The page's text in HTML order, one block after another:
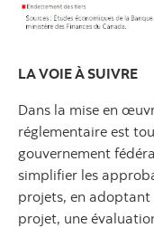
LA VOIE À SUIVRE
Dans la mise en
réglementaire est
gouvernement
simplifier les
projets, en adoptant
projet, une